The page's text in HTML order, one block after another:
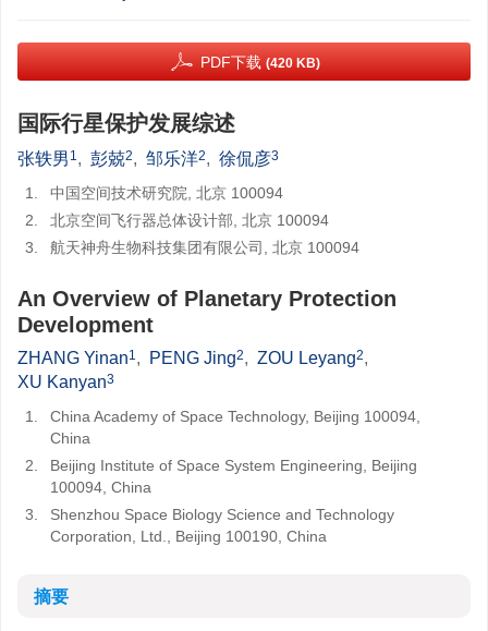
PDF下载 (420 KB)
国际行星保护发展综述
张轶男 1, 彭兢2, 邹乐洋2, 徐侃彦3
1.
中国空间技术研究院, 北京 100094
2.
北京空间飞行器总体设计部, 北京 100094
3.
航天神舟生物科技集团有限公司, 北京 100094
An Overview of Planetary Protection
Development
ZHANG Yinan1, PENG Jing2, ZOU Leyang2,
XU Kanyan3
1.
China Academy of Space Technology, Beijing 100094,
China
2.
Beijing Institute of Space System Engineering, Beijing
100094, China
3.
Shenzhou Space Biology Science and Technology
Corporation, Ltd., Beijing 100190, China
摘要